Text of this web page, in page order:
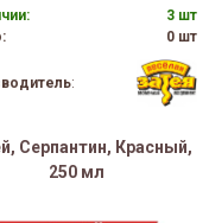
3 шт
0 шт
:
Серпантин, Красный,
250 мл